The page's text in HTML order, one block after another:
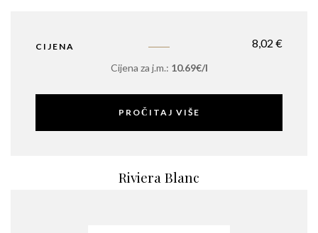
CIJENA 8,02 €
Cijena za j.m.: 10.69€/l
PROČITAJ VIŠE
Riviera Blanc